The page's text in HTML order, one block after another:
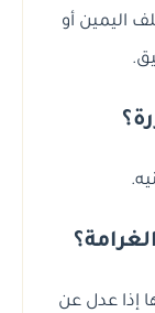
اليمين أو
إذا عدل عن